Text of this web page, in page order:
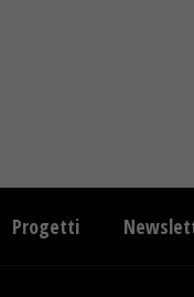
Progetti